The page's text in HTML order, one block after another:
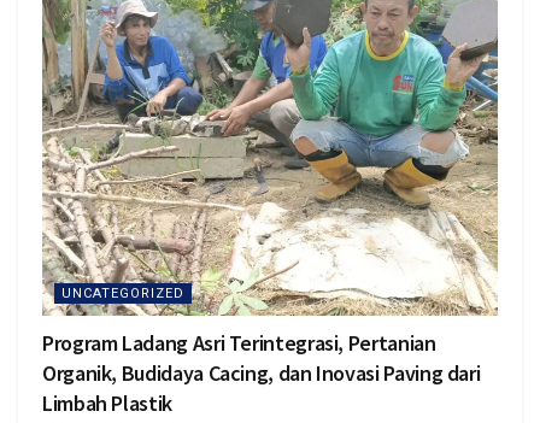
UNCATEGORIZED
Program Ladang Asri Terintegrasi, Pertanian
Organik, Budidaya Cacing, dan Inovasi Paving dari
Limbah Plastik